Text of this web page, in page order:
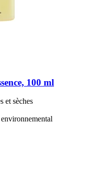
100 ml
et sèches